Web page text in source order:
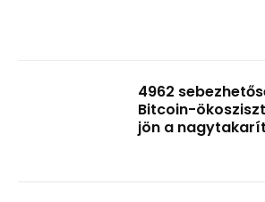
4962
Bitcoin-
jön a